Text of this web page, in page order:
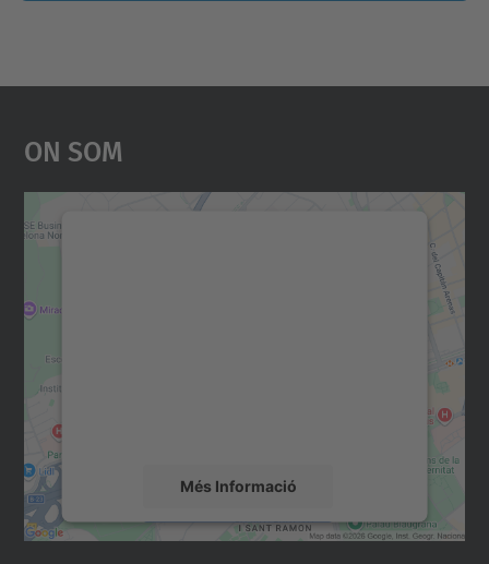
On Som
Més Informació
Accepta